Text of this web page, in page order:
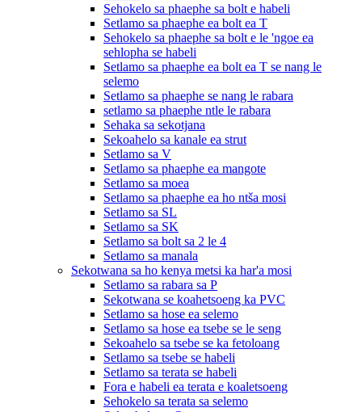
Sehokelo sa phaephe sa bolt e habeli
Setlamo sa phaephe ea bolt ea T
Sehokelo sa phaephe sa bolt e le 'ngoe ea
sehlopha se habeli
Setlamo sa phaephe ea bolt ea T se nang le
selemo
Setlamo sa phaephe se nang le rabara
setlamo sa phaephe ntle le rabara
Sehaka sa sekotjana
Sekoahelo sa kanale ea strut
Setlamo sa V
Setlamo sa phaephe ea mangote
Setlamo sa moea
Setlamo sa phaephe ea ho ntša mosi
Setlamo sa SL
Setlamo sa SK
Setlamo sa bolt sa 2 le 4
Setlamo sa manala
Sekotwana sa ho kenya metsi ka har'a mosi
Setlamo sa rabara sa P
Sekotwana se koahetsoeng ka PVC
Setlamo sa hose ea selemo
Setlamo sa hose ea tsebe se le seng
Sekoahelo sa tsebe se ka fetoloang
Setlamo sa tsebe se habeli
Setlamo sa terata se habeli
Fora e habeli ea terata e koaletsoeng
Sehokelo sa terata sa selemo